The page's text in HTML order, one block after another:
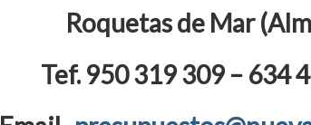
Roquetas de Mar
Tef. 950 319 309 – 634